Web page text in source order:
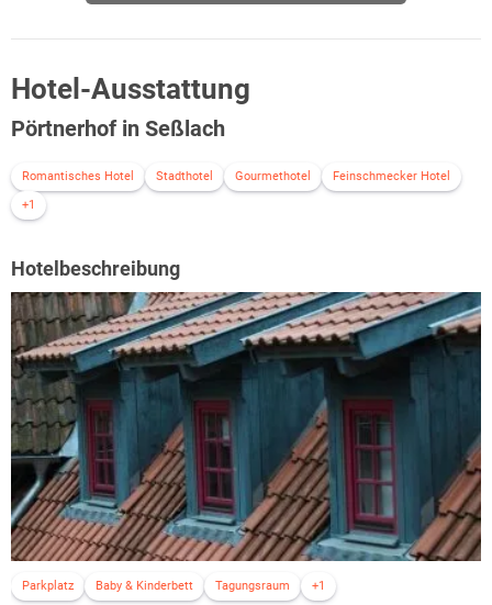
Hotel-Ausstattung
Pörtnerhof in Seßlach
Romantisches Hotel Stadthotel Gourmethotel
Feinschmecker Hotel
+1
Hotelbeschreibung
Parkplatz Baby & Kinderbett Tagungsraum +1